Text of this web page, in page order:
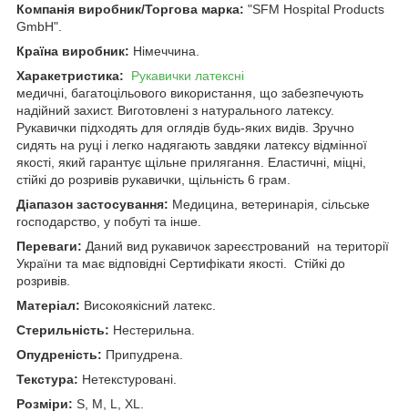
Компанія виробник/Торгова марка: "SFM Hospital Products
GmbH".
Країна виробник: Німеччина.
Харакетристика:
Рукавички латексні
медичні, багатоцільового використання, що забезпечують
надійний захист. Виготовлені з натурального латексу.
Рукавички підходять для оглядів будь-яких видів. Зручно
сидять на руці і легко надягають завдяки латексу відмінної
якості, який гарантує щільне прилягання. Еластичні, міцні,
стійкі до розривів рукавички, щільність 6 грам.
Діапазон застосування: Медицина, ветеринарія, сільське
господарство, у побуті та інше.
Переваги: Даний вид рукавичок зареєстрований на території
України та має відповідні Сертифікати якості. Стійкі до
розривів.
Матеріал: Високоякісний латекс.
Стерильність: Нестерильна.
Опудреність: Припудрена.
Текстура: Нетекстуровані.
Розміри: S, M, L, XL.